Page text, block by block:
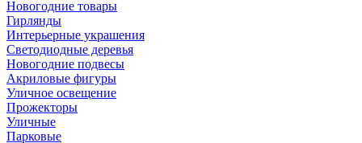
Новогодние товары
Гирлянды
Интерьерные украшения
Светодиодные деревья
Новогодние подвесы
Акриловые фигуры
Уличное освещение
Прожекторы
Уличные
Парковые